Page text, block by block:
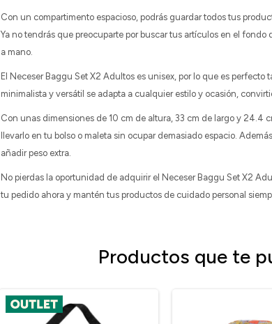
Con un compartimento espacioso, podrás guardar todos tus
Ya no tendrás que preocuparte por buscar tus artículos en el
a mano.
El Neceser Baggu Set X2 Adultos es unisex, por lo que es
minimalista y versátil se adapta a cualquier estilo y ocasión,
Con unas dimensiones de 10 cm de altura, 33 cm de largo y 24.4
llevarlo en tu bolso o maleta sin ocupar demasiado espacio.
añadir peso extra.
No pierdas la oportunidad de adquirir el Neceser Baggu Set X2
tu pedido ahora y mantén tus productos de cuidado personal
Productos que te